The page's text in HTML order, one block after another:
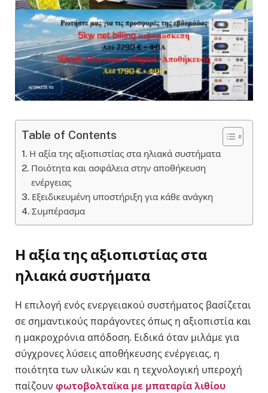
Table of Contents
Η αξία της αξιοπιστίας στα ηλιακά συστήματα
Ποιότητα και ασφάλεια στην αποθήκευση
ενέργειας
Εξειδικευμένη υποστήριξη για κάθε ανάγκη
Συμπέρασμα
Η αξία της αξιοπιστίας στα
ηλιακά συστήματα
Η επιλογή ενός ενεργειακού συστήματος βασίζεται
σε σημαντικούς παράγοντες όπως η αξιοπιστία και
η μακροχρόνια απόδοση. Ειδικά όταν μιλάμε για
σύγχρονες λύσεις αποθήκευσης ενέργειας, η
ποιότητα των υλικών και η τεχνολογική υπεροχή
παίζουν φωτοβολταϊκα με μπαταρία λιθίου